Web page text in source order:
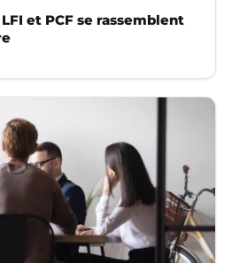
et PCF se rassemblent